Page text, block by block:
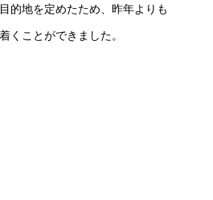
的地を定めたため、昨年よりも
ことができました。